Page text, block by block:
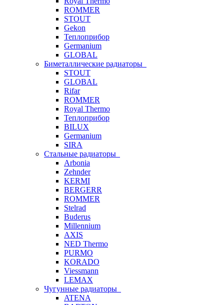
ROMMER
STOUT
Gekon
Теплоприбор
Germanium
GLOBAL
Биметаллические радиаторы
STOUT
GLOBAL
Rifar
ROMMER
Royal Thermo
Теплоприбор
BILUX
Germanium
SIRA
Стальные радиаторы
Arbonia
Zehnder
KERMI
BERGERR
ROMMER
Stelrad
Buderus
Millennium
AXIS
NED Thermo
PURMO
KORADO
Viessmann
LEMAX
Чугунные радиаторы
ATENA